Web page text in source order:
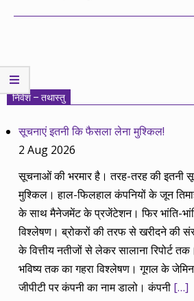
निवेश – तथास्तु
सूचनाएं इतनी कि फैसला लेना मुश्किल!
2 Aug 2026
सूचनाओं की भरमार है। तरह-तरह की इतनी
मुश्किल। हाल-फिलहाल कंपनियों के जून
के साथ मैनेजमेंट के प्रजेंटेशन। फिर भांति-
विश्लेषण। ब्रोकरों की तरफ से खरीदने की
के वित्तीय नतीजों से लेकर सालाना रिपोर्ट
भविष्य तक का गहरा विश्लेषण। गूगल के
जीपीटी पर कंपनी का नाम डालो। कंपनी […]